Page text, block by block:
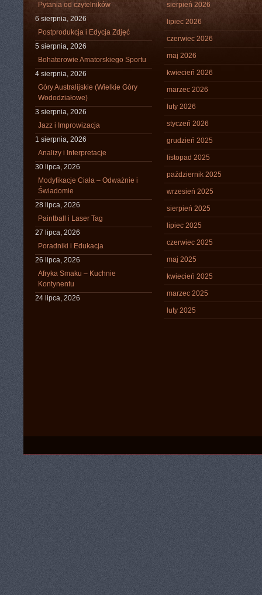
Pytania od czytelników
6 sierpnia, 2026
Postprodukcja i Edycja Zdjęć
5 sierpnia, 2026
Bohaterowie Amatorskiego Sportu
4 sierpnia, 2026
Góry Australijskie (Wielkie Góry
Wododziałowe)
3 sierpnia, 2026
Jazz i Improwizacja
1 sierpnia, 2026
Analizy i Interpretacje
30 lipca, 2026
Modyfikacje Ciała – Odważnie i
Świadomie
28 lipca, 2026
Paintball i Laser Tag
27 lipca, 2026
Poradniki i Edukacja
26 lipca, 2026
Afryka Smaku – Kuchnie
Kontynentu
24 lipca, 2026
sierpień 2026
lipiec 2026
czerwiec 2026
maj 2026
kwiecień 2026
marzec 2026
luty 2026
styczeń 2026
grudzień 2025
listopad 2025
październik 2025
wrzesień 2025
sierpień 2025
lipiec 2025
czerwiec 2025
maj 2025
kwiecień 2025
marzec 2025
luty 2025